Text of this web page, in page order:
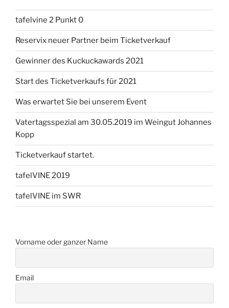
tafelvine 2 Punkt 0
Reservix neuer Partner beim Ticketverkauf
Gewinner des Kuckuckawards 2021
Start des Ticketverkaufs für 2021
Was erwartet Sie bei unserem Event
Vatertagsspezial am 30.05.2019 im Weingut Johannes
Kopp
Ticketverkauf startet.
tafelVINE 2019
tafelVINE im SWR
Vorname oder ganzer Name
Email